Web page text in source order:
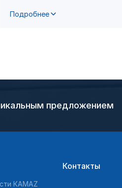
Подробнее
предложением
КAMAZ
Контакты